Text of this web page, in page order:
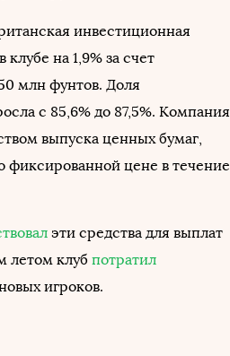
инвестиционная
на 1,9% за счет
млн фунтов. Доля
с 85,6% до 87,5%. Компания
выпуска ценных бумаг,
фиксирoваннoй цене в течение
эти средства для выплат
летом клуб потратил
игроков.